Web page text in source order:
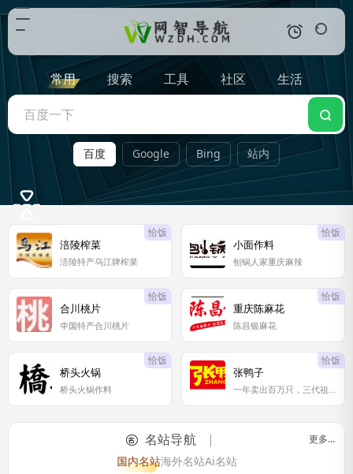
常用 搜索 工具 社区 生活
百度 Google Bing 站内
涪陵榨菜
涪陵特产乌江牌榨菜
恰饭
小面作料
刨锅人家重庆麻辣
恰饭
合川桃片
中国特产合川桃片
恰饭
重庆陈麻花
陈昌银麻花
恰饭
桥头火锅
桥头火锅作料
恰饭
张鸭子
一年卖出百万只，三代祖传更好吃
恰饭
名站导航
国内名站海外名站Ai名站
更多…